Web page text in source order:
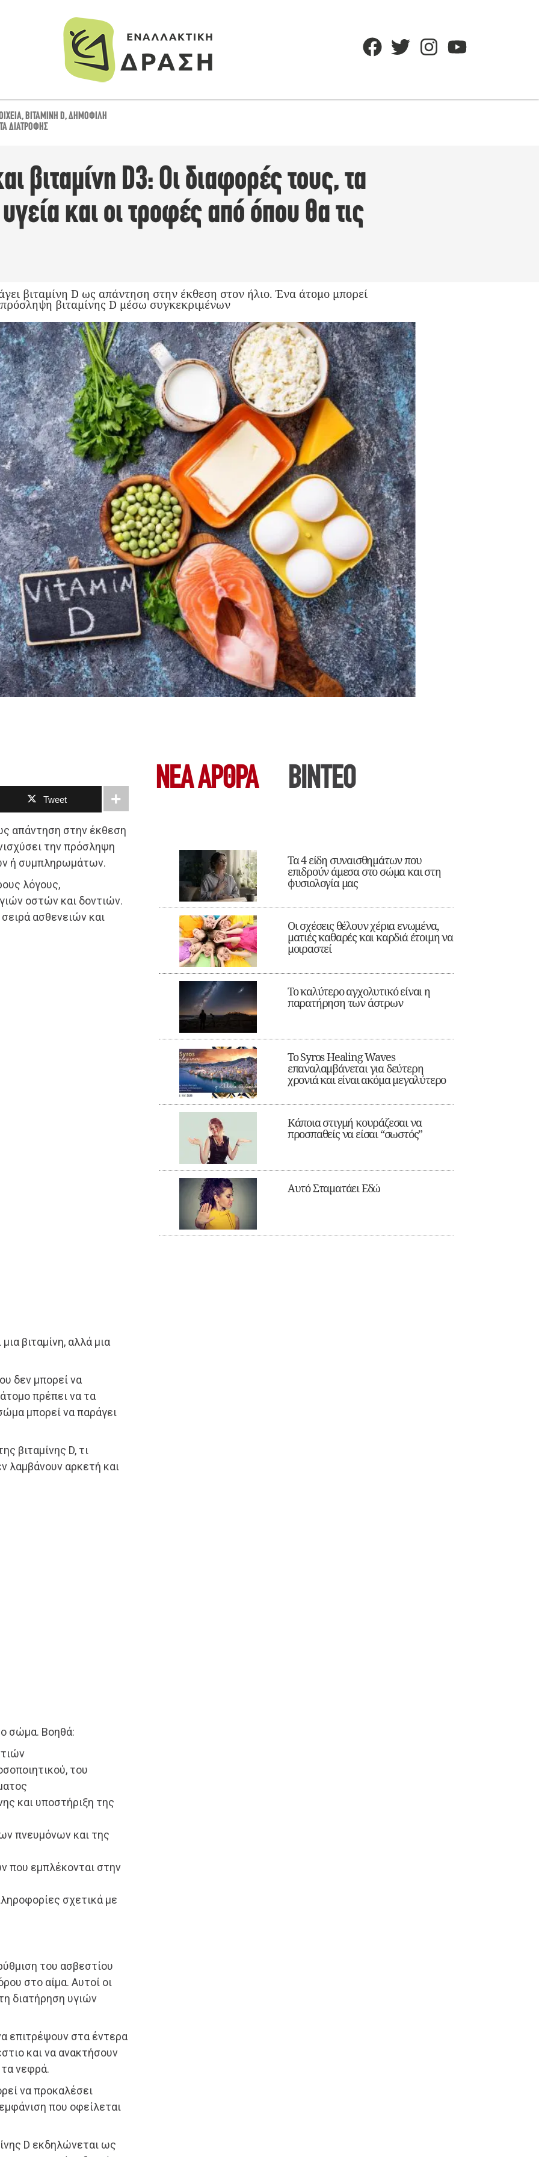
,ΒΙΤΑΜΊΝΗ D,ΔΗΜΟΦΙΛΉ
ΔΙΑΤΡΟΦΉΣ
βιταμίνη D3: Οι διαφορές τους, τα
και οι τροφές από όπου θα τις
βιταμίνη D ως απάντηση στην έκθεση στον ήλιο. Ένα άτομο μπορεί
πρόσληψη βιταμίνης D μέσω συγκεκριμένων
Tweet
απάντηση στην έκθεση
την πρόσληψη
ή συμπληρωμάτων.
λόγους,
οστών και δοντιών.
ασθενειών και
βιταμίνη, αλλά μια
δεν μπορεί να
πρέπει να τα
μπορεί να παράγει
βιταμίνης D, τι
λαμβάνουν αρκετή και
σώμα. Βοηθά:
του
και υποστήριξη της
πνευμόνων και της
που εμπλέκονται στην
σχετικά με
του ασβεστίου
στο αίμα. Αυτοί οι
διατήρηση υγιών
επιτρέψουν στα έντερα
και να ανακτήσουν
νεφρά.
να προκαλέσει
που οφείλεται
D εκδηλώνεται ως
ΝΕΑ ΆΡΘΡΑ ΒΙΝΤΕΟ
Τα 4 είδη συναισθημάτων που
επιδρούν άμεσα στο σώμα και στη
φυσιολογία μας
Οι σχέσεις θέλουν χέρια ενωμένα,
ματιές καθαρές και καρδιά έτοιμη να
μοιραστεί
Το καλύτερο αγχολυτικό είναι η
παρατήρηση των άστρων
Το Syros Healing Waves
επαναλαμβάνεται για δεύτερη
χρονιά και είναι ακόμα μεγαλύτερο
Κάποια στιγμή κουράζεσαι να
προσπαθείς να είσαι “σωστός”
Αυτό Σταματάει Εδώ